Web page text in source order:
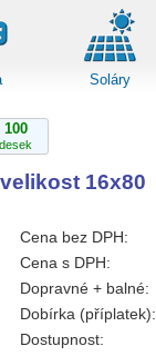
Soláry
100
desek
16x80
Cena bez DPH:
Cena s DPH:
Dopravné + balné:
Dobírka (příplatek):
Dostupnost: